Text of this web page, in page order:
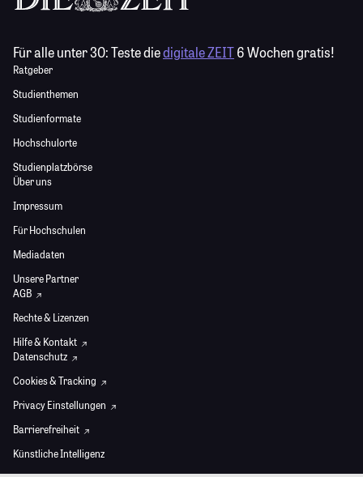
Für alle unter 30:Teste diedigitale ZEIT6 Wochen gratis!
Ratgeber
Studienthemen
Studienformate
Hochschulorte
Studienplatzbörse
Über uns
Impressum
Für Hochschulen
Mediadaten
Unsere Partner
AGB
Rechte & Lizenzen
Hilfe & Kontakt
Datenschutz
Cookies & Tracking
Privacy Einstellungen
Barrierefreiheit
Künstliche Intelligenz